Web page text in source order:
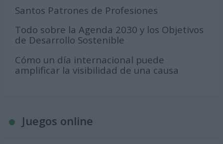
Santos Patrones de Profesiones
Todo sobre la Agenda 2030 y los Objetivos
de Desarrollo Sostenible
Cómo un día internacional puede
amplificar la visibilidad de una causa
Juegos online